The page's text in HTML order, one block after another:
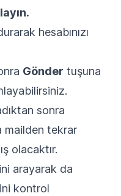
hesabınızı
Gönder tuşuna
sonra
mailden tekrar
olacaktır.
arayarak da
kontrol